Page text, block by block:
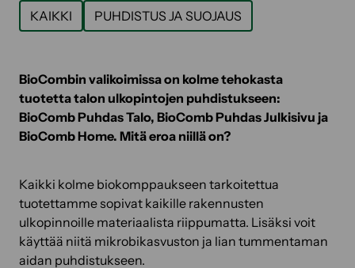
KAIKKI PUHDISTUS JA SUOJAUS
BioCombin valikoimissa on kolme tehokasta
tuotetta talon ulkopintojen puhdistukseen:
BioComb Puhdas Talo, BioComb Puhdas Julkisivu ja
BioComb Home. Mitä eroa niillä on?
Kaikki kolme biokomppaukseen tarkoitettua
tuotettamme sopivat kaikille rakennusten
ulkopinnoille materiaalista riippumatta. Lisäksi voit
käyttää niitä mikrobikasvuston ja lian tummentaman
aidan puhdistukseen.